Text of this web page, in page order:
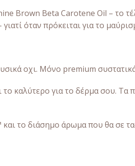
Brown Beta Carotene Oil – το
όταν πρόκειται για το
οχι. Μόνο premium
καλύτερο για το δέρμα σου. Τα
το διάσημο άρωμα που θα σε